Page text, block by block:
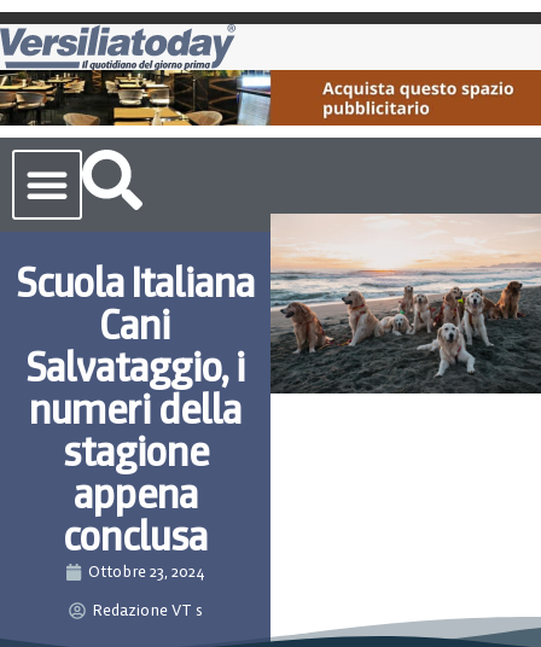
Scuola Italiana
Cani
Salvataggio, i
numeri della
stagione
appena
conclusa
Ottobre 23, 2024
Redazione VT s